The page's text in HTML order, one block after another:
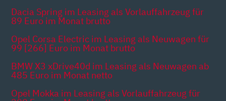
Dacia Spring im Leasing als Vorlauffahrzeug für
89 Euro im Monat brutto
Opel Corsa Electric im Leasing als Neuwagen für
99 [266] Euro im Monat brutto
BMW X3 xDrive40d im Leasing als Neuwagen ab
485 Euro im Monat netto
Opel Mokka im Leasing als Vorlauffahrzeug für